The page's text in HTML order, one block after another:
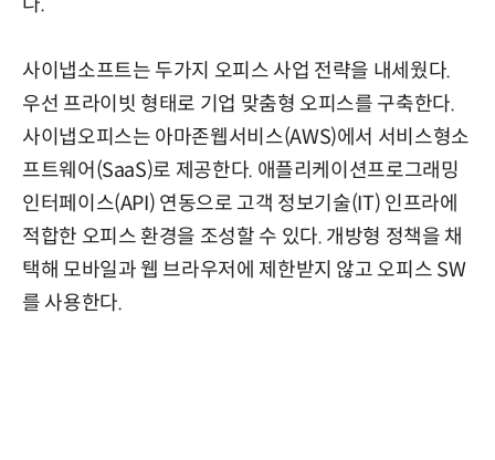
사이냅소프트는 두가지 오피스 사업 전략을 내세웠다.
우선 프라이빗 형태로 기업 맞춤형 오피스를 구축한다.
사이냅오피스는 아마존웹서비스(AWS)에서 서비스형소
프트웨어(SaaS)로 제공한다. 애플리케이션프로그래밍
인터페이스(API) 연동으로 고객 정보기술(IT) 인프라에
적합한 오피스 환경을 조성할 수 있다. 개방형 정책을 채
택해 모바일과 웹 브라우저에 제한받지 않고 오피스 SW
를 사용한다.